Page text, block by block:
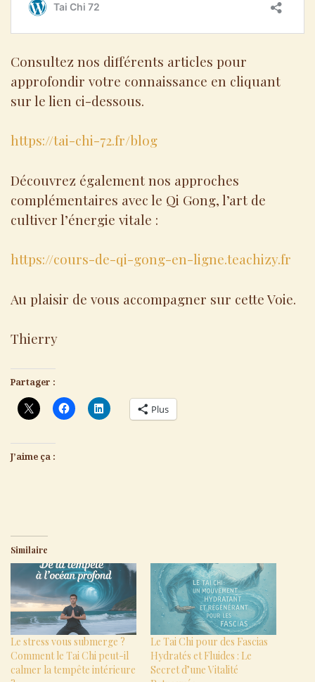
Consultez nos différents articles pour
approfondir votre connaissance en cliquant
sur le lien ci-dessous.
https://tai-chi-72.fr/blog
Découvrez également nos approches
complémentaires avec le Qi Gong, l’art de
cultiver l’énergie vitale :
https://cours-de-qi-gong-en-ligne.teachizy.fr
Au plaisir de vous accompagner sur cette Voie.
Thierry
Partager :
Plus
J’aime ça :
Similaire
Le stress vous submerge ?
Comment le Tai Chi peut-il
calmer la tempête intérieure
Le Tai Chi pour des Fascias
Hydratés et Fluides : Le
Secret d’une Vitalité